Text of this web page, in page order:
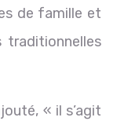
de famille et
traditionnelles
« il s’agit